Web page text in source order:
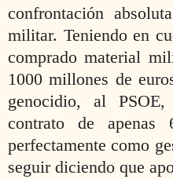
confrontación
militar. Teniendo en
comprado material
1000 millones de
genocidio, al
contrato de
perfectamente como
seguir diciendo que